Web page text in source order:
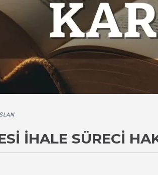
İHALE SÜRECI